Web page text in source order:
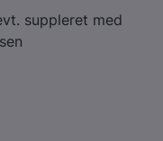
suppleret med